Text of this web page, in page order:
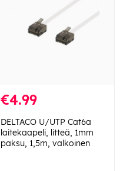
€4.99
DELTACO U/UTP Cat6a
laitekaapeli, litteä, 1mm
paksu, 1,5m, valkoinen